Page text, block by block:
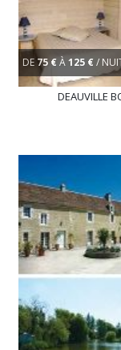
DE 75 €À125 €/
DEAUVILLE